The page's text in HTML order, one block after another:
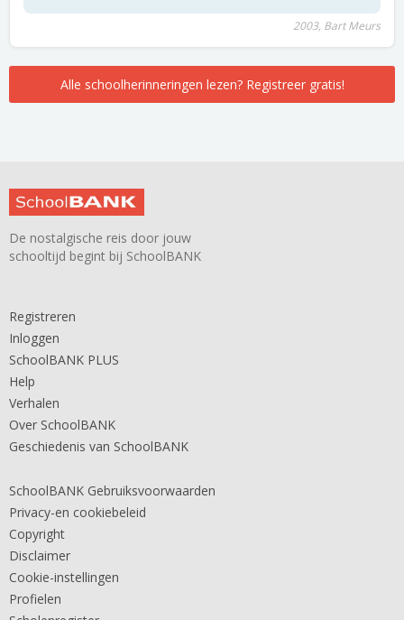
2003, Bart Meurs
Alle schoolherinneringen lezen? Registreer gratis!
De nostalgische reis door jouw
schooltijd begint bij SchoolBANK
Registreren
Inloggen
SchoolBANK PLUS
Help
Verhalen
Over SchoolBANK
Geschiedenis van SchoolBANK
SchoolBANK Gebruiksvoorwaarden
Privacy-en cookiebeleid
Copyright
Disclaimer
Cookie-instellingen
Profielen